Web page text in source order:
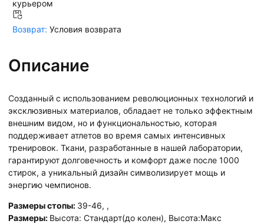
курьером
Возврат: Условия возврата
Описание
Созданный с использованием революционных технологий и
эксклюзивных материалов, обладает не только эффектным
внешним видом, но и функциональностью, которая
поддерживает атлетов во время самых интенсивных
тренировок. Ткани, разработанные в нашей лаборатории,
гарантируют долговечность и комфорт даже после 1000
стирок, а уникальный дизайн символизирует мощь и
энергию чемпионов.
Размеры стопы: 39-46, ,
Размеры: Высота: Стандарт(до колен), Высота:Макс